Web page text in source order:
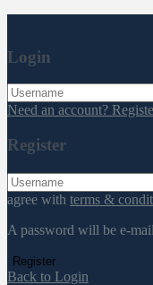
Login
Need an account?
Register
agree with terms &
A password will be e-
Register
Back to Login